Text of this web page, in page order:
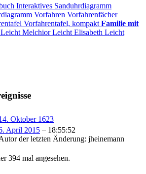
Interaktives Sanduhrdiagramm
Vorfahren Vorfahrenfächer
Vorfahrentafel, kompakt Familie mit
Leicht MelchiorLeicht Elisabeth Leicht
Oktober 1623
April 2015 – 18:55:52
der letzten Änderung: jheinemann
394 mal angesehen.